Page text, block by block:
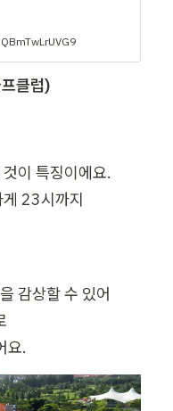
클럽)
이 특징이에요.
게 23시까지
감상할 수 있어
요.